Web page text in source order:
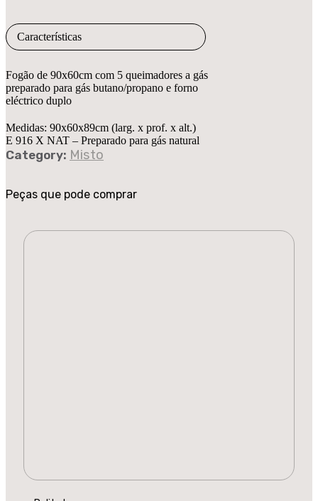
Características
Fogão de 90x60cm com 5 queimadores a gás
preparado para gás butano/propano e forno
eléctrico duplo
Medidas: 90x60x89cm (larg. x prof. x alt.)
E 916 X NAT – Preparado para gás natural
Category: Misto
Peças que pode comprar